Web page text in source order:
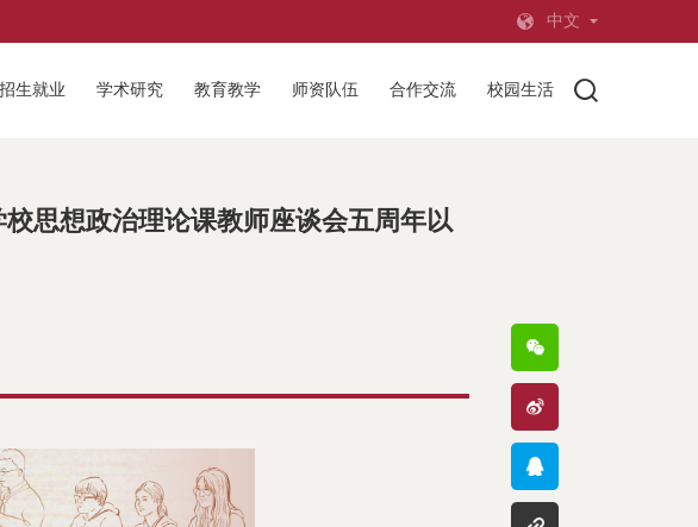
中文
招生就业 学术研究 教育教学 师资队伍 合作交流 校园生活
思想政治理论课教师座谈会五周年以